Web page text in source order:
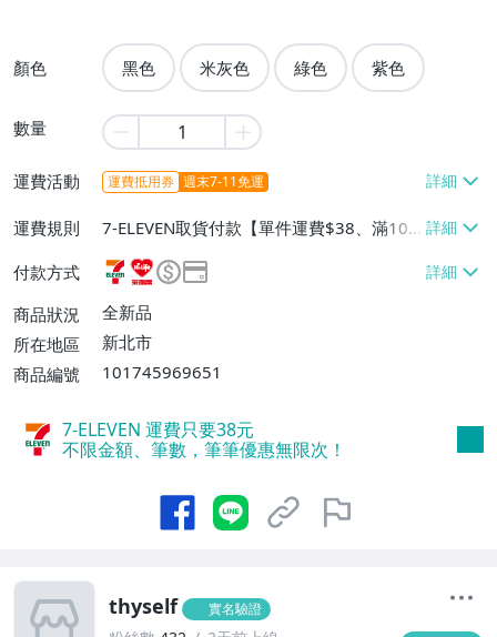
顏色 黑色 米灰色 綠色 紫色
數量
運費活動 運費抵用券 週末7-11免運
運費規則
7-ELEVEN取貨付款【單件運費$38、滿10
件免運費】、萊爾富取貨付款【單件運費$6
0、滿10件免運費】、郵局掛號【單件運費
$60、滿10件免運費】
付款方式
商品狀況
全新品
所在地區
新北市
商品編號
101745969651
7-ELEVEN 運費只要38元
不限金額、筆數，筆筆優惠無限次！
thyself 實名驗證